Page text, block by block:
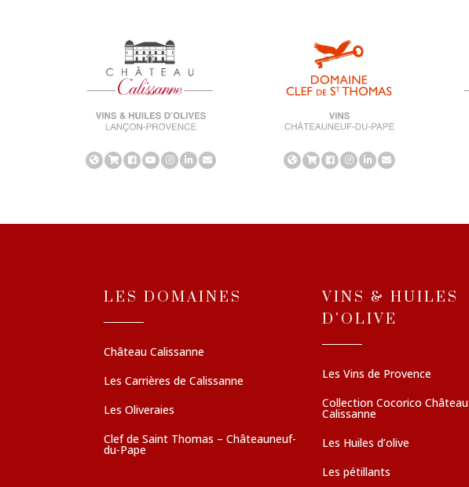
LES DOMAINES
Château Calissanne
Les Carrières de Calissanne
Les Oliveraies
Clef de Saint Thomas – Châteauneuf-
du-Pape
VINS & HUILES
D'OLIVE
Les Vins de Provence
Collection Cocorico Château
Calissanne
Les Huiles d’olive
Les pétillants